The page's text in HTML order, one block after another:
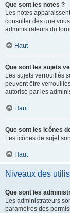
Que sont les notes ?
Les notes
consulter dès que
administrateurs du
Haut
Que sont les sujets
Les sujets verrouillés
peuvent être
autorisé par les
Haut
Que sont les icônes
Les icônes de sujet
Haut
Niveaux des
Que sont les
Les administrateurs
paramètres des